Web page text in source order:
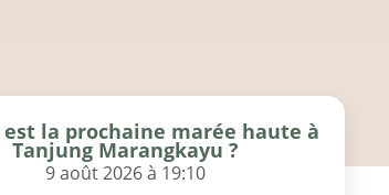
est la prochaine marée haute à
Tanjung Marangkayu ?
9 août 2026 à 19:10